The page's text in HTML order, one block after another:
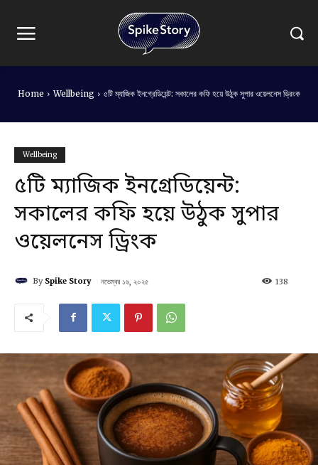
Home Wellbeing ৫টি ম্যাজিক ইনগ্রেডিয়েন্ট: সকালের কফি হয়ে উঠুক সুপার ওয়েলনেস ড্রিংক
Wellbeing
৫টি ম্যাজিক ইনগ্রেডিয়েন্ট:
সকালের কফি হয়ে উঠুক সুপার
ওয়েলনেস ড্রিংক
By Spike Story নভেম্বর ১৬, ২০২৫ 138